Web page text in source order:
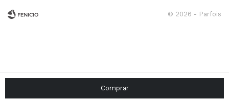
Comprar
© 2026 - Parfois